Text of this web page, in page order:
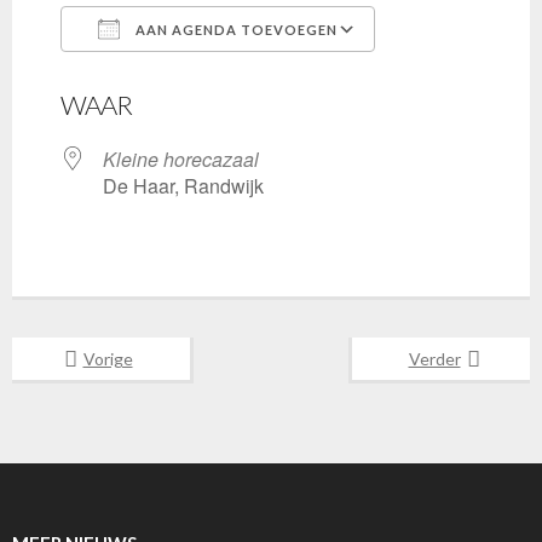
AAN AGENDA TOEVOEGEN
WAAR
Kleine horecazaal
De Haar, Randwijk
Vorige Verder